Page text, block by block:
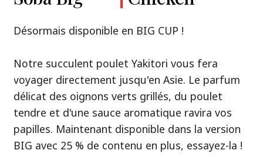
Trois univers de saveurs, un seul objectif : le
vrai ramen de niveau restaurant – sans le
restaurant.
Avec Nissin Ramen Premium, découvrez le
plaisir du ramen japonais comme jamais
Désormais disponible en BIG CUP !
Notre succulent poulet Yakitori vous fera
voyager directement jusqu'en Asie. Le parfum
délicat des oignons verts grillés, du poulet
tendre et d'une sauce aromatique ravira vos
papilles. Maintenant disponible dans la version
BIG avec 25 % de contenu en plus, essayez-la !
Notre recommandation: découvrez le goût de
Ramen !
Une soupe ramen qui, comme la cuisine
thaïlandaise elle-même, est synonyme
d'équilibre parfait et d'harmonie gustative.
La saveur de poulet caramélisé combinée aux